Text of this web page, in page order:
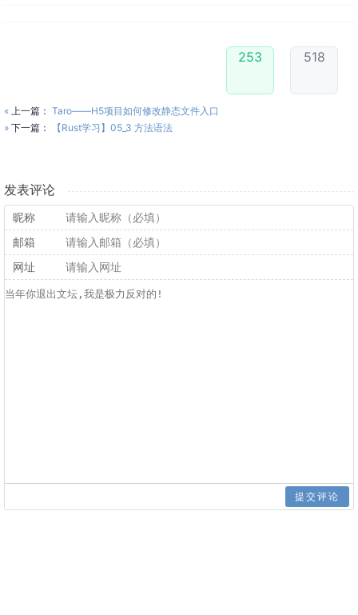
253 518
« 上一篇： Taro——H5项目如何修改静态文件入口
» 下一篇： 【Rust学习】05_3 方法语法
发表评论
昵称
邮箱
网址